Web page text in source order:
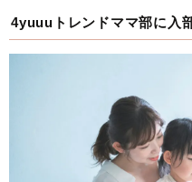
4yuuuトレンドママ部に入